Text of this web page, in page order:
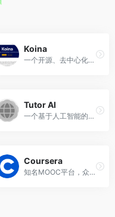
Koina
一个开源、去中心化的机器学习模型平台
Tutor AI
一个基于人工智能的在线教育平台
Coursera
知名MOOC平台，众多人工智能和机器学习课程